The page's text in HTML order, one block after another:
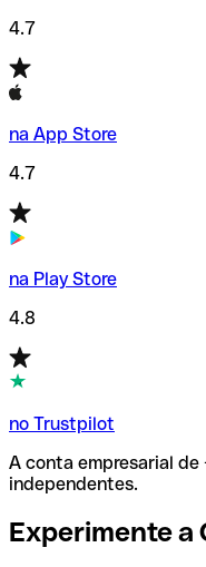
4.7
na App Store
4.7
na Play Store
4.8
no Trustpilot
A conta empresarial de
independentes.
Experimente a